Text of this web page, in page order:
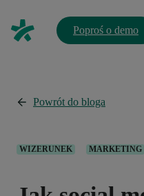
Poproś o demo
Powrót do bloga
WIZERUNEK MARKETING